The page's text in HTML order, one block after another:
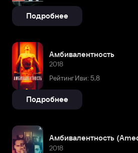
Подробнее
Амбивалентность
2018
Рейтинг Иви: 5,8
Подробнее
Амбивалентность
2018